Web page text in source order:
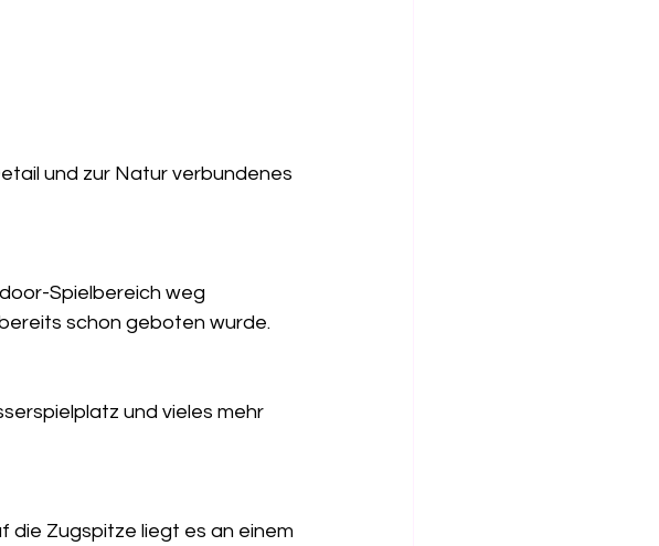
und zur Natur verbundenes
Spielbereich weg
schon geboten wurde.
und vieles mehr
die Zugspitze liegt es an einem